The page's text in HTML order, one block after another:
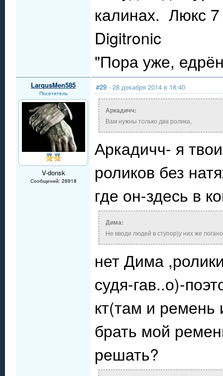
калинах. Люкс
Digitronic
"Пора уже,
LarqusMen585
Посетитель
V-donsk
Сообщений: 28918
#29 - 28 декабря 2014 в 18:40
Аркадичч:
Вам нужны только два ролика,
Аркадичч- я
роликов без
где он-здесь в
Дима:
Не вводи людей в ступор)у них же
нет Дима
судя-гав..о)-
кт(там и
брать мой
решать?